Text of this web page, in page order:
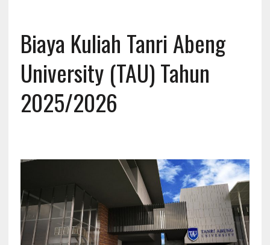
Biaya Kuliah Tanri Abeng
University (TAU) Tahun
2025/2026